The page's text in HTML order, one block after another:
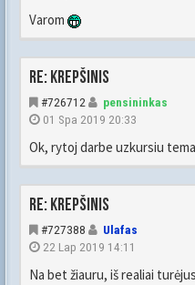
Varom
Re: Krepšinis
#726712
pensininkas
01 Spa 2019 20:33
Ok, rytoj darbe uzkursiu
Re: Krepšinis
#727388
Ulafas
22 Lap 2019 14:11
Na bet žiauru, iš realiai